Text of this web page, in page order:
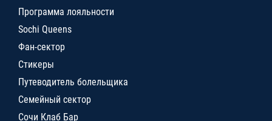
Программа лояльности
Sochi Queens
Фан-сектор
Стикеры
Путеводитель болельщика
Семейный сектор
Сочи Клаб Бар